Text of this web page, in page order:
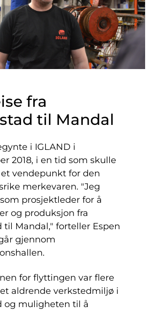
fra
til Mandal
i IGLAND i
2018, i en tid som skulle
vendepunkt for den
merkevaren. "Jeg
prosjektleder for å
og produksjon fra
til Mandal," forteller Espen
gjennom
for flyttingen var flere
aldrende verkstedmiljø i
og muligheten til å